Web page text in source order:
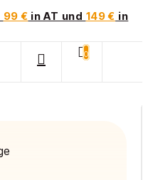
99 € in AT und 149 € in
0